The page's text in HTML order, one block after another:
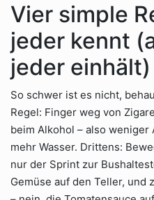
Vier simple
jeder kennt
jeder einhält)
So schwer ist es nicht,
Regel: Finger weg von
beim Alkohol – also
mehr Wasser. Drittens:
nur der Sprint zur
Gemüse auf den Teller, und